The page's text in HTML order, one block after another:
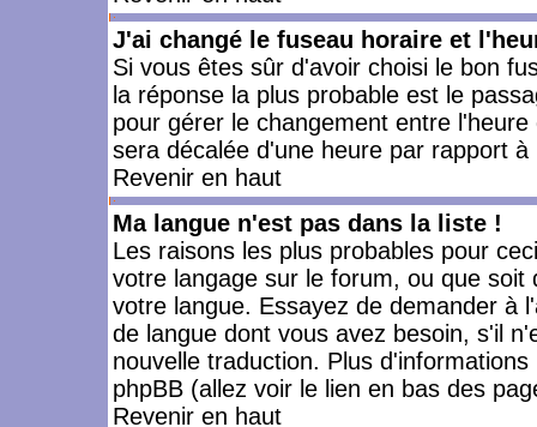
J'ai changé le fuseau horaire et
Si vous êtes sûr d'avoir choisi le bon
la réponse la plus probable est le
pour gérer le changement entre
sera décalée d'une heure par rapport à
Revenir en haut
Ma langue n'est pas dans la liste !
Les raisons les plus probables pour
votre langage sur le forum, ou que
votre langue. Essayez de demander à
de langue dont vous avez besoin, s'il
nouvelle traduction. Plus
phpBB (allez voir le lien en bas des
Revenir en haut